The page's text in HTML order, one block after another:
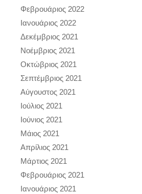
Φεβρουάριος 2022
Ιανουάριος 2022
Δεκέμβριος 2021
Νοέμβριος 2021
Οκτώβριος 2021
Σεπτέμβριος 2021
Αύγουστος 2021
Ιούλιος 2021
Ιούνιος 2021
Μάιος 2021
Απρίλιος 2021
Μάρτιος 2021
Φεβρουάριος 2021
Ιανουάριος 2021